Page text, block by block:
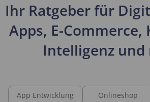
Ihr Ratgeber für
Apps, E-Commerce,
Intelligenz und
App Entwicklung Onlineshop